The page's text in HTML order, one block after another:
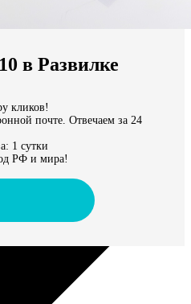
в Развилке
кликов!
почте. Отвечаем за 24
1 сутки
РФ и мира!